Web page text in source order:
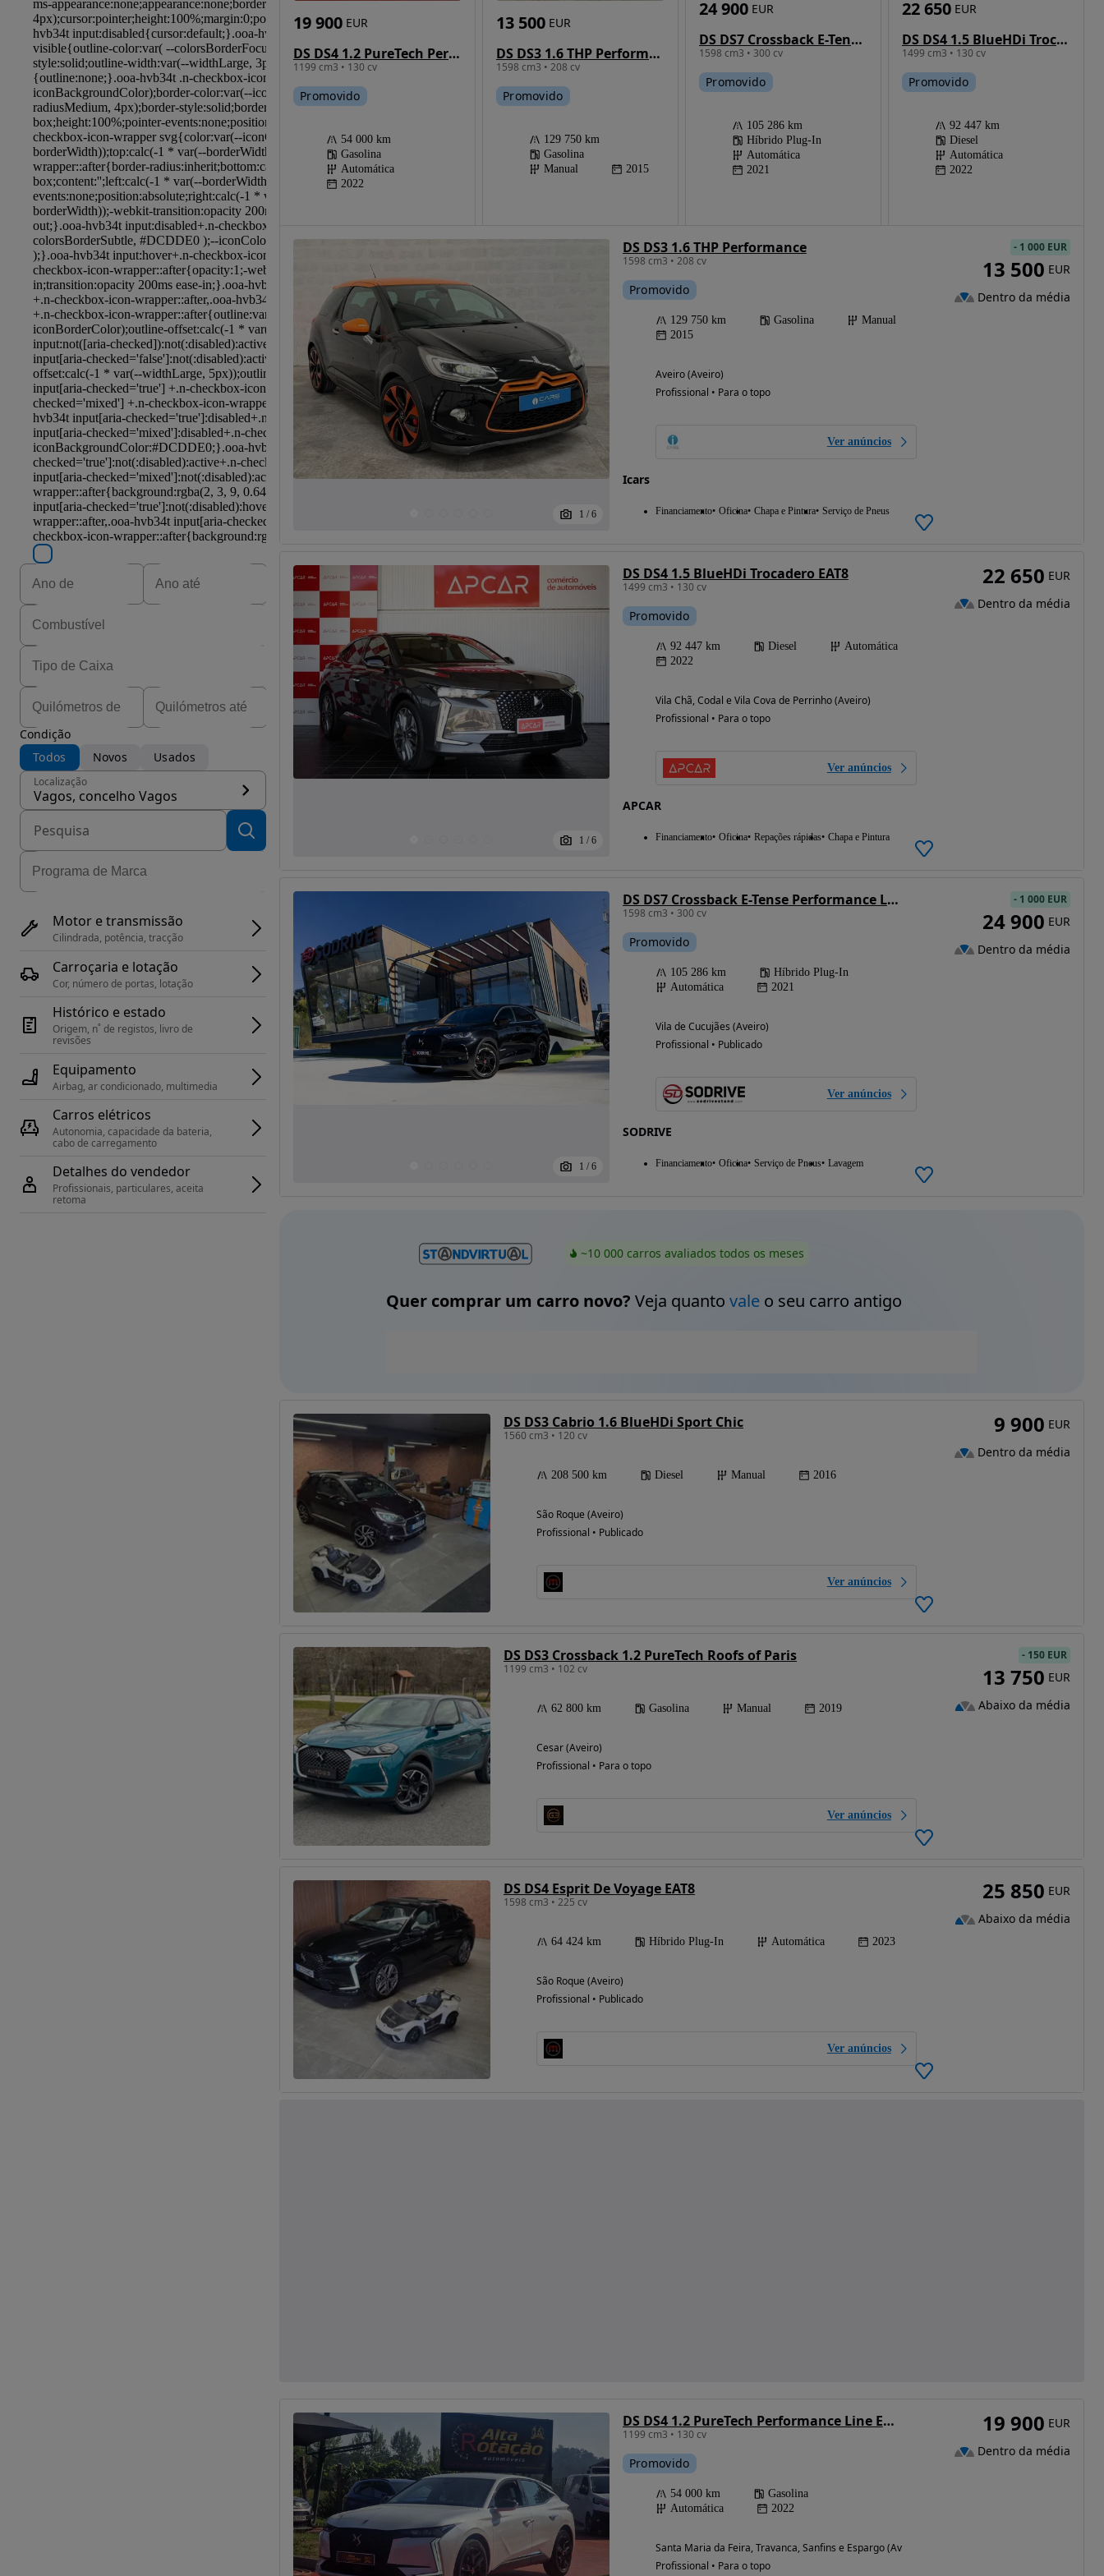
Possibilidade de
financiamento
Condição
Todos
Novos Usados
Localização
Vagos, concelho Vagos
Motor e transmissão
Cilindrada, potência, tracção
Carroçaria e lotação
Cor, número de portas, lotação
Histórico e estado
Origem, n˚ de registos, livro de
revisões
Equipamento
Airbag, ar condicionado, multimedia
Carros elétricos
Autonomia, capacidade da bateria,
cabo de carregamento
Detalhes do vendedor
Profissionais, particulares, aceita
retoma
DS DS4 1.2 PureTech Performance Line EAT8
1199 cm3 • 130 cv
19 900 EUR
Promovido
54 000 km
Gasolina
Automática
2022
DS DS3 1.6 THP Performance
1598 cm3 • 208 cv
13 500 EUR
Promovido
129 750 km
Gasolina
Manual
2015
DS DS7 Crossback E-Tense Performance Line+ EAT8
1598 cm3 • 300 cv
24 900 EUR
Promovido
105 286 km
Híbrido Plug-In
Automática
2021
DS DS4 1.5 BlueHDi Trocadero EAT8
1499 cm3 • 130 cv
22 650 EUR
Promovido
92 447 km
Diesel
Automática
2022
1 / 6
DS DS3 1.6 THP Performance
1598 cm3 • 208 cv
Promovido
129 750 km Gasolina
Manual
2015
Aveiro (Aveiro)
Profissional • Para o topo
Ver anúncios
Icars
Financiamento Oficina Chapa e Pintura Serviço de Pneus
- 1 000 EUR
13 500 EUR
Dentro da média
1 / 6
DS DS4 1.5 BlueHDi Trocadero EAT8
1499 cm3 • 130 cv
Promovido
92 447 km Diesel
Automática
2022
Vila Chã, Codal e Vila Cova de Perrinho (Aveiro)
Profissional • Para o topo
Ver anúncios
APCAR
Financiamento Oficina Repações rápidas Chapa e Pintura
22 650 EUR
Dentro da média
1 / 6
DS DS7 Crossback E-Tense Performance Line+ EAT8
1598 cm3 • 300 cv
Promovido
105 286 km
Híbrido Plug-In
Automática
2021
Vila de Cucujães (Aveiro)
Profissional • Publicado
Ver anúncios
SODRIVE
Financiamento Oficina Serviço de Pneus Lavagem
- 1 000 EUR
24 900 EUR
Dentro da média
~10 000 carros avaliados todos os meses
Quer comprar um carro novo? Veja quanto valeo seu carro antigo
DS DS3 Cabrio 1.6 BlueHDi Sport Chic
1560 cm3 • 120 cv
208 500 km Diesel Manual 2016
São Roque (Aveiro)
Profissional • Publicado
Ver anúncios
9 900 EUR
Dentro da média
DS DS3 Crossback 1.2 PureTech Roofs of Paris
1199 cm3 • 102 cv
62 800 km Gasolina Manual 2019
Cesar (Aveiro)
Profissional • Para o topo
Ver anúncios
- 150 EUR
13 750 EUR
Abaixo da média
DS DS4 Esprit De Voyage EAT8
1598 cm3 • 225 cv
64 424 km Híbrido Plug-In Automática 2023
São Roque (Aveiro)
Profissional • Publicado
Ver anúncios
25 850 EUR
Abaixo da média
DS DS4 1.2 PureTech Performance Line EAT8
1199 cm3 • 130 cv
Promovido
54 000 km
Gasolina
Automática
2022
Santa Maria da Feira, Travanca, Sanfins e Espargo (Aveiro)
Profissional • Para o topo
19 900 EUR
Dentro da média